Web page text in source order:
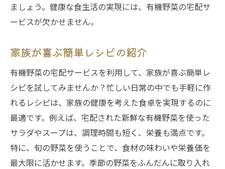
ましょう。健康な食生活の実現には、有機野菜の宅配サ
ービスが欠かせません。
家族が喜ぶ簡単レシピの紹介
有機野菜の宅配サービスを利用して、家族が喜ぶ簡単レ
シピを試してみませんか？忙しい日常の中でも手軽に作
れるレシピは、家族の健康を考えた食卓を実現するのに
最適です。例えば、宅配された新鮮な有機野菜を使った
サラダやスープは、調理時間も短く、栄養も満点です。
特に、旬の野菜を使うことで、食材の味わいや栄養価を
最大限に活かせます。季節の野菜をふんだんに取り入れ